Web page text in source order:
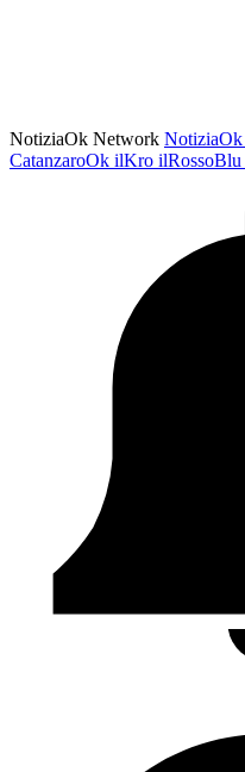
NotiziaOk Network NotiziaOk
CatanzaroOk ilKro ilRossoBlu